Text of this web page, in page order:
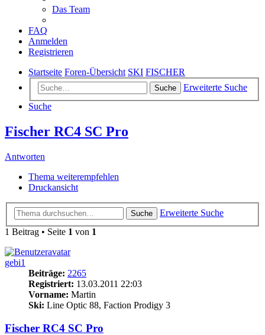
Das Team
FAQ
Anmelden
Registrieren
Startseite Foren-Übersicht SKI FISCHER
Suche
Erweiterte Suche
Suche
Fischer RC4 SC Pro
Antworten
Thema weiterempfehlen
Druckansicht
Suche
Erweiterte Suche
1 Beitrag • Seite 1 von 1
gebi1
Beiträge: 2265
Registriert: 13.03.2011 22:03
Vorname: Martin
Ski: Line Optic 88, Faction Prodigy 3
Fischer RC4 SC Pro